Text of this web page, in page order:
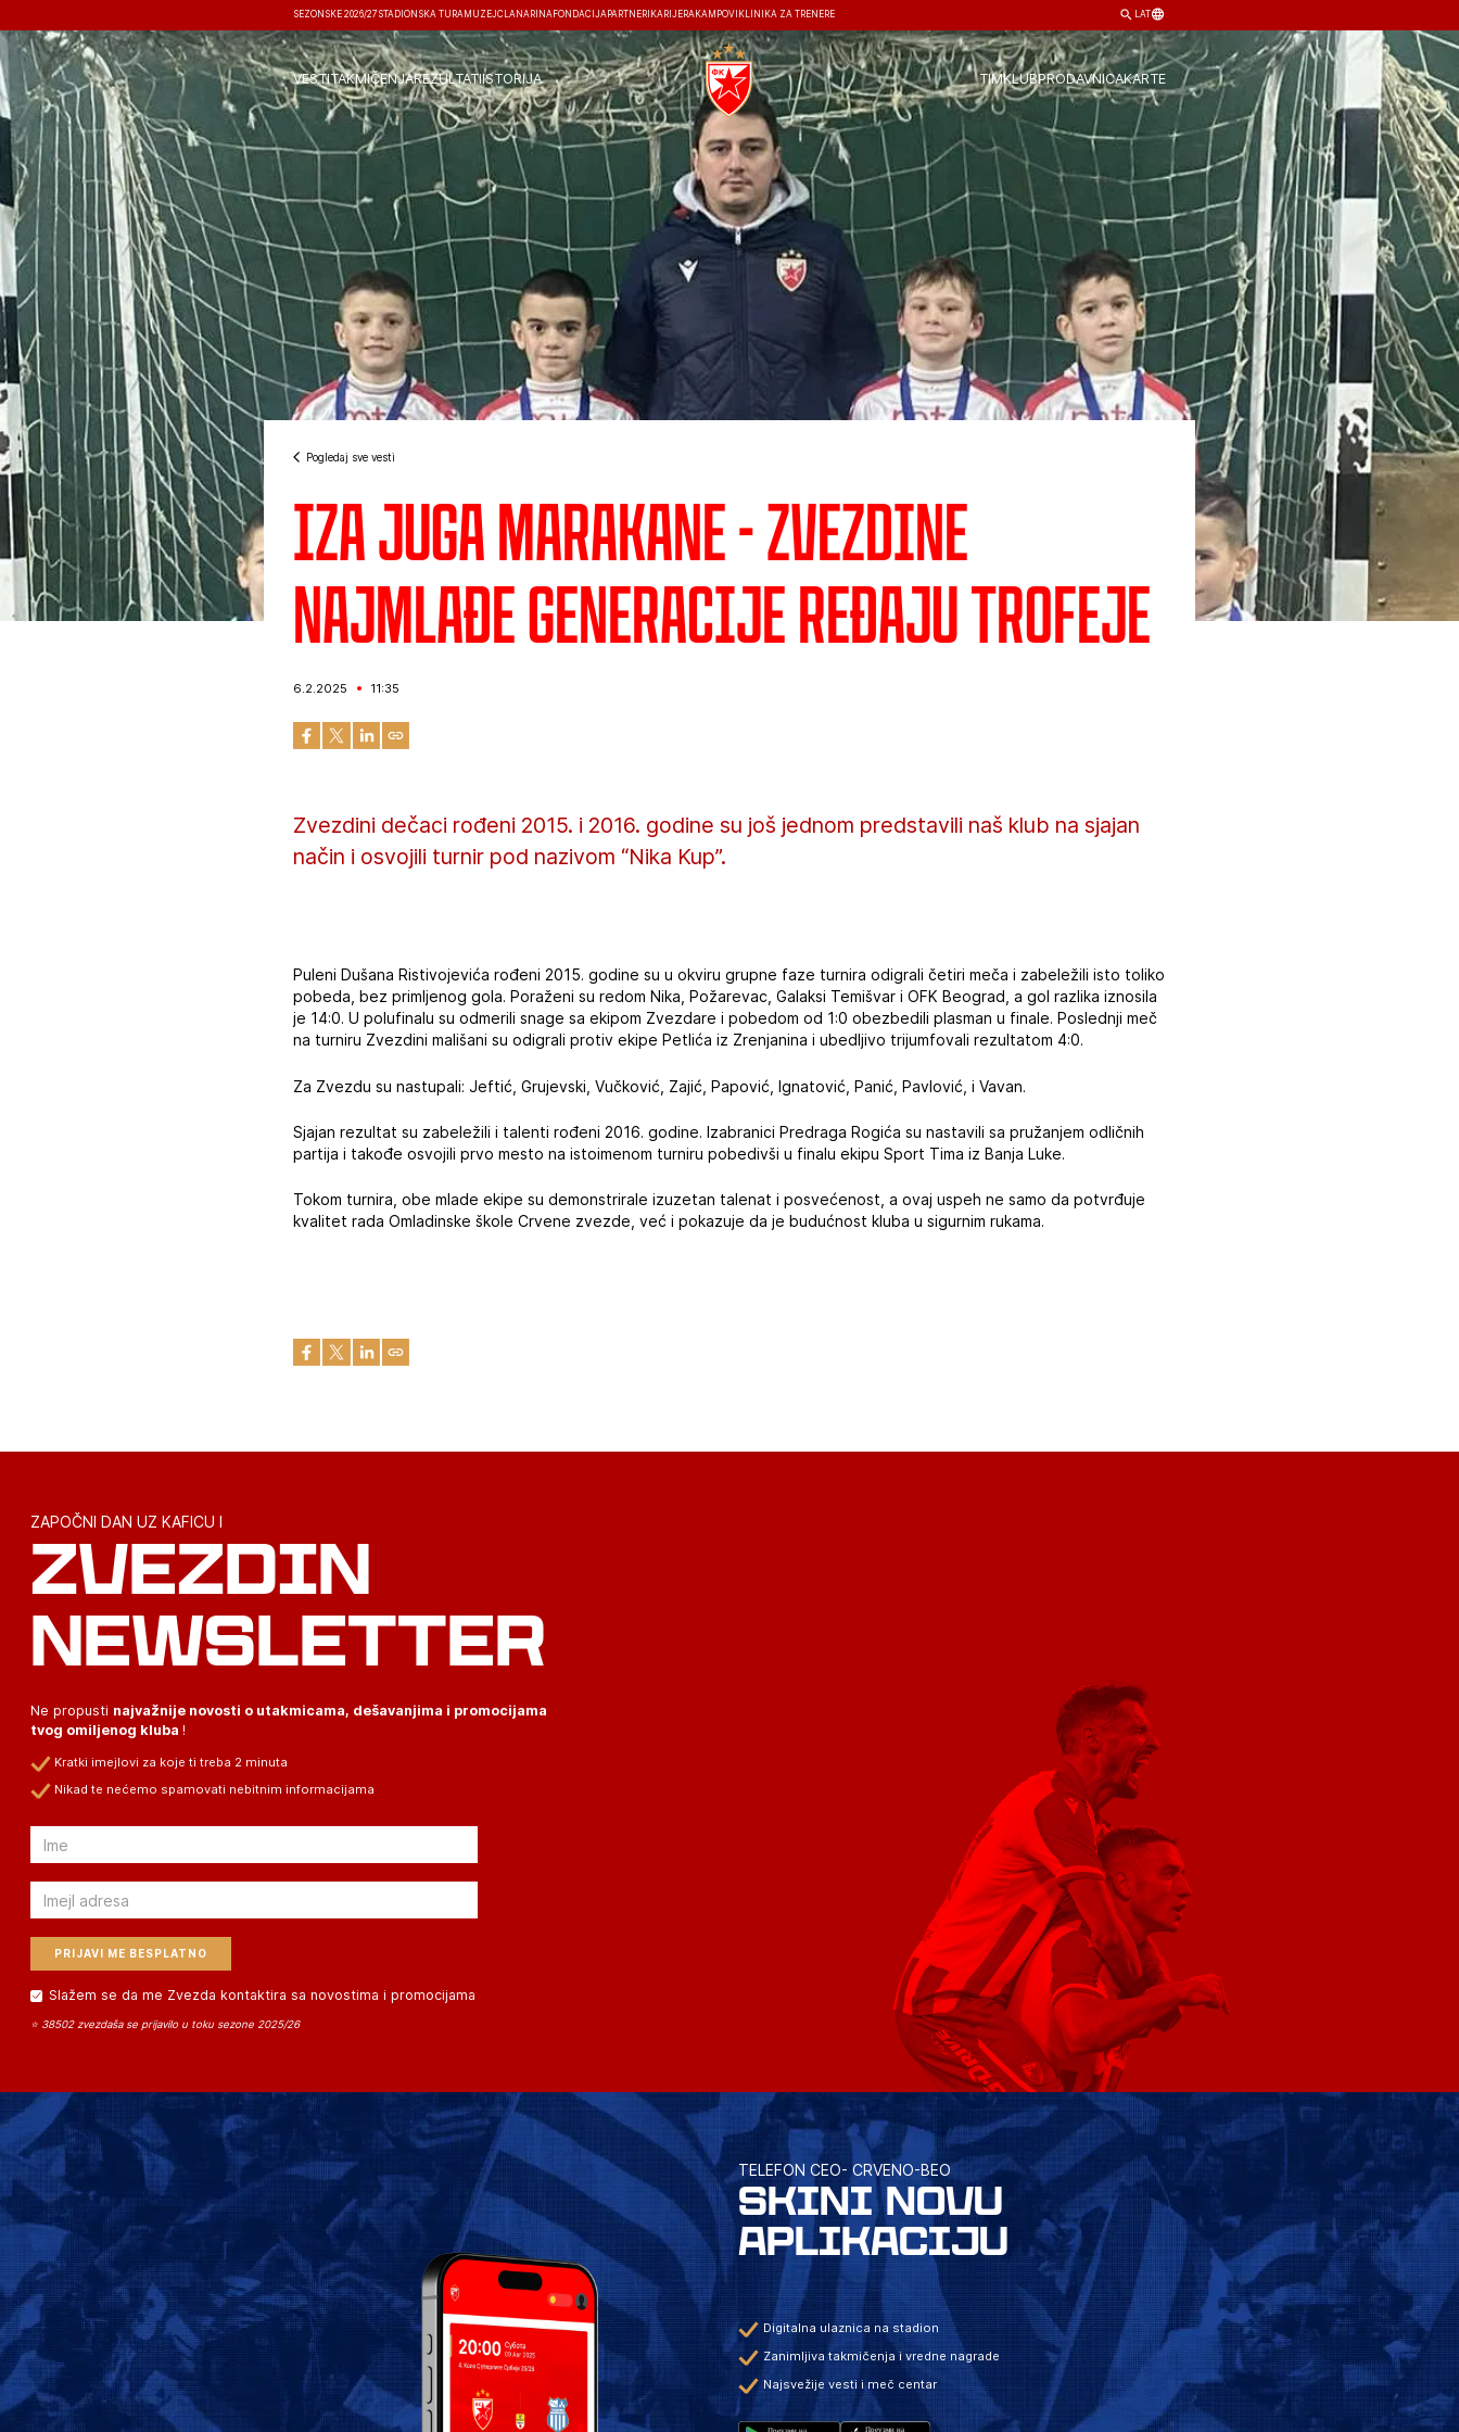
SEZONSKE 2026/27 STADIONSKA TURA MUZEJČLANARINA FONDACIJA PARTNERI KARIJERA KAMPOVI KLINIKA ZA TRENERE LAT
VESTITAKMIČENJAREZULTATIISTORIJA TIMKLUBPRODAVNICAKARTE
Pogledaj sve vesti
Iza juga Marakane - Zvezdine
najmlađe generacije ređaju trofeje
6.2.2025 11:35
Zvezdini dečaci rođeni 2015. i 2016. godine su još jednom predstavili naš klub na sjajan
način i osvojili turnir pod nazivom “Nika Kup”.
Puleni Dušana Ristivojevića rođeni 2015. godine su u okviru grupne faze turnira odigrali četiri meča i zabeležili isto toliko
pobeda, bez primljenog gola. Poraženi su redom Nika, Požarevac, Galaksi Temišvar i OFK Beograd, a gol razlika iznosila
je 14:0. U polufinalu su odmerili snage sa ekipom Zvezdare i pobedom od 1:0 obezbedili plasman u finale. Poslednji meč
na turniru Zvezdini mališani su odigrali protiv ekipe Petlića iz Zrenjanina i ubedljivo trijumfovali rezultatom 4:0.
Za Zvezdu su nastupali: Jeftić, Grujevski, Vučković, Zajić, Papović, Ignatović, Panić, Pavlović, i Vavan.
Sjajan rezultat su zabeležili i talenti rođeni 2016. godine. Izabranici Predraga Rogića su nastavili sa pružanjem odličnih
partija i takođe osvojili prvo mesto na istoimenom turniru pobedivši u finalu ekipu Sport Tima iz Banja Luke.
Tokom turnira, obe mlade ekipe su demonstrirale izuzetan talenat i posvećenost, a ovaj uspeh ne samo da potvrđuje
kvalitet rada Omladinske škole Crvene zvezde, već i pokazuje da je budućnost kluba u sigurnim rukama.
ZAPOČNI DAN UZ KAFICU I
ZVEZDIN
NEWSLETTER
Ne propusti najvažnije novosti o utakmicama, dešavanjima i promocijama
tvog omiljenog kluba !
Kratki imejlovi za koje ti treba 2 minuta
Nikad te nećemo spamovati nebitnim informacijama
Email
Email
Slažem se da me Zvezda kontaktira sa novostima i promocijama
⭐ 38502 zvezdaša se prijavilo u toku sezone 2025/26
TELEFON CEO- CRVENO-BEO
SKINI NOVU
APLIKACIJU
Digitalna ulaznica na stadion
Zanimljiva takmičenja i vredne nagrade
Najsvežije vesti i meč centar